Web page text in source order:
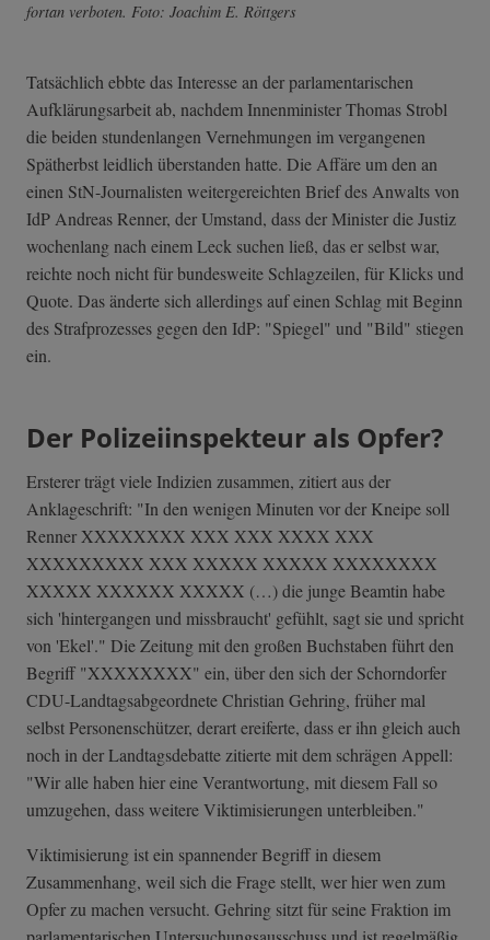
fortan verboten. Foto: Joachim E. Röttgers
Tatsächlich ebbte das Interesse an der parlamentarischen
Aufklärungsarbeit ab, nachdem Innenminister Thomas Strobl
die beiden stundenlangen Vernehmungen im vergangenen
Spätherbst leidlich überstanden hatte. Die Affäre um den an
einen StN-Journalisten weitergereichten Brief des Anwalts von
IdP Andreas Renner, der Umstand, dass der Minister die Justiz
wochenlang nach einem Leck suchen ließ, das er selbst war,
reichte noch nicht für bundesweite Schlagzeilen, für Klicks und
Quote. Das änderte sich allerdings auf einen Schlag mit Beginn
des Strafprozesses gegen den IdP: "Spiegel" und "Bild" stiegen
ein.
Der Polizeiinspekteur als Opfer?
Ersterer trägt viele Indizien zusammen, zitiert aus der
Anklageschrift: "In den wenigen Minuten vor der Kneipe soll
Renner XXXXXXXX XXX XXX XXXX XXX
XXXXXXXXX XXX XXXXX XXXXX XXXXXXXX
XXXXX XXXXXX XXXXX (…) die junge Beamtin habe
sich 'hintergangen und missbraucht' gefühlt, sagt sie und spricht
von 'Ekel'." Die Zeitung mit den großen Buchstaben führt den
Begriff "XXXXXXXX" ein, über den sich der Schorndorfer
CDU-Landtagsabgeordnete Christian Gehring, früher mal
selbst Personenschützer, derart ereiferte, dass er ihn gleich auch
noch in der Landtagsdebatte zitierte mit dem schrägen Appell:
"Wir alle haben hier eine Verantwortung, mit diesem Fall so
umzugehen, dass weitere Viktimisierungen unterbleiben."
Viktimisierung ist ein spannender Begriff in diesem
Zusammenhang, weil sich die Frage stellt, wer hier wen zum
Opfer zu machen versucht. Gehring sitzt für seine Fraktion im